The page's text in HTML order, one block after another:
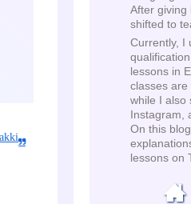
After giving
shifted to
Currently, I
lessons in
classes are
while I also
Instagram,
On this
lessons on